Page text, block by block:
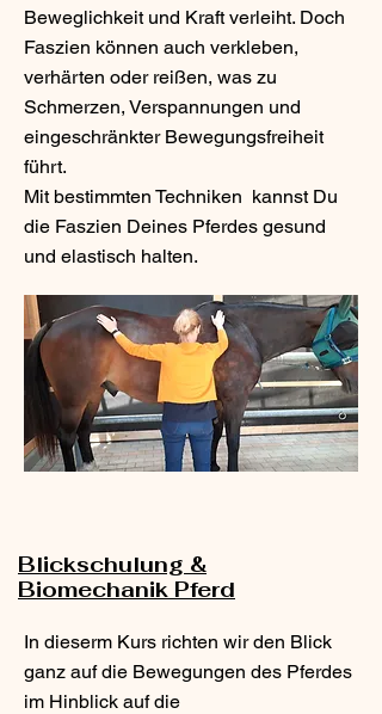
Beweglichkeit und Kraft verleiht. Doch
Faszien können auch verkleben,
verhärten oder reißen, was zu
Schmerzen, Verspannungen und
eingeschränkter Bewegungsfreiheit
führt.
Mit bestimmten Techniken kannst Du
die Faszien Deines Pferdes gesund
und elastisch halten.
Blickschulung &
Biomechanik Pferd
In dieserm Kurs richten wir den Blick
ganz auf die Bewegungen des Pferdes
im Hinblick auf die